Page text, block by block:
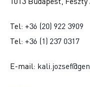
Tel: +36 (20) 922 3909
Tel: +36 (1) 237 0317
E-mail: